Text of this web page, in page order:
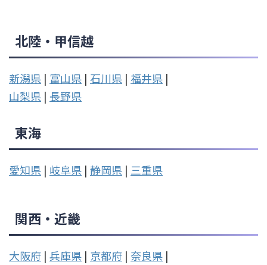
北陸・甲信越
新潟県 | 富山県 | 石川県 | 福井県 |
山梨県 | 長野県
東海
愛知県 | 岐阜県 | 静岡県 | 三重県
関西・近畿
大阪府 | 兵庫県 | 京都府 | 奈良県 |